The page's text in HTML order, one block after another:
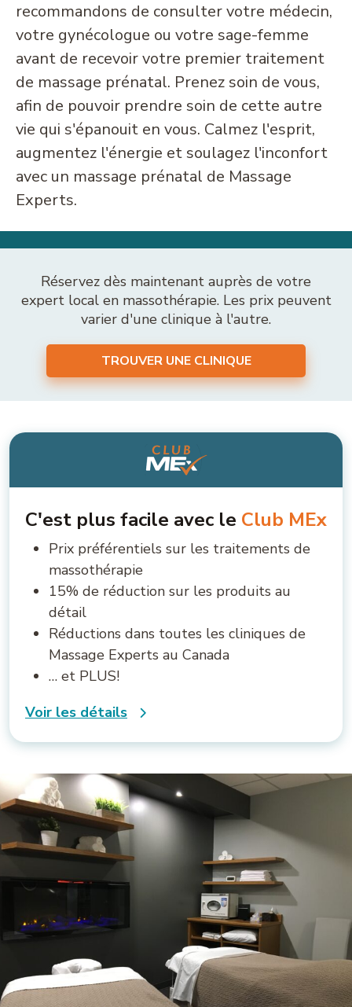
recommandons de consulter votre médecin,
votre gynécologue ou votre sage-femme
avant de recevoir votre premier traitement
de massage prénatal. Prenez soin de vous,
afin de pouvoir prendre soin de cette autre
vie qui s'épanouit en vous. Calmez l'esprit,
augmentez l'énergie et soulagez l'inconfort
avec un massage prénatal de Massage
Experts.
Réservez dès maintenant auprès de votre
expert local en massothérapie. Les prix peuvent
varier d'une clinique à l'autre.
TROUVER UNE CLINIQUE
C'est plus facile avec le Club MEx
Prix préférentiels sur les traitements de
massothérapie
15% de réduction sur les produits au
détail
Réductions dans toutes les cliniques de
Massage Experts au Canada
… et PLUS!
Voir les détails